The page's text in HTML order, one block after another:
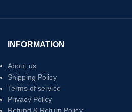
INFORMATION
About us
Shipping Policy
Terms of service
Privacy Policy
Refund & Return Policy